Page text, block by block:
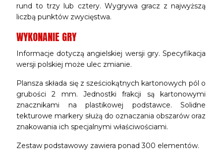
rund to trzy lub cztery. Wygrywa gracz z najwyższą
liczbą punktów zwycięstwa.
WYKONANIE GRY
Informacje dotyczą angielskiej wersji gry. Specyfikacja
wersji polskiej może ulec zmianie.
Plansza składa się z sześciokątnych kartonowych pól o
grubości 2 mm. Jednostki frakcji są kartonowymi
znacznikami na plastikowej podstawce. Solidne
tekturowe markery służą do oznaczania obszarów oraz
znakowania ich specjalnymi właściwościami.
Zestaw podstawowy zawiera ponad 300 elementów.